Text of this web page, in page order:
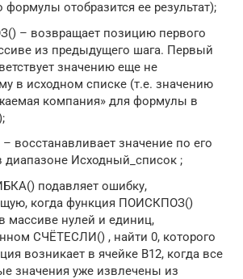
формулы отобразится ее результат);
– возвращает позицию первого
из предыдущего шага. Первый
значению еще не
в исходном списке (т.е. значению
компания» для формулы в
восстанавливает значение по его
диапазоне Исходный_список ;
подавляет ошибку,
когда функция ПОИСКПОЗ()
массиве нулей и единиц,
СЧЁТЕСЛИ() , найти 0, которого
возникает в ячейке B12, когда все
значения уже извлечены из